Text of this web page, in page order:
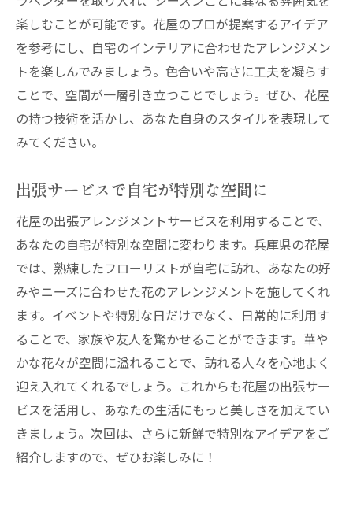
楽しむことが可能です。花屋のプロが提案するアイデア
を参考にし、自宅のインテリアに合わせたアレンジメン
トを楽しんでみましょう。色合いや高さに工夫を凝らす
ことで、空間が一層引き立つことでしょう。ぜひ、花屋
の持つ技術を活かし、あなた自身のスタイルを表現して
みてください。
出張サービスで自宅が特別な空間に
花屋の出張アレンジメントサービスを利用することで、
あなたの自宅が特別な空間に変わります。兵庫県の花屋
では、熟練したフローリストが自宅に訪れ、あなたの好
みやニーズに合わせた花のアレンジメントを施してくれ
ます。イベントや特別な日だけでなく、日常的に利用す
ることで、家族や友人を驚かせることができます。華や
かな花々が空間に溢れることで、訪れる人々を心地よく
迎え入れてくれるでしょう。これからも花屋の出張サー
ビスを活用し、あなたの生活にもっと美しさを加えてい
きましょう。次回は、さらに新鮮で特別なアイデアをご
紹介しますので、ぜひお楽しみに！